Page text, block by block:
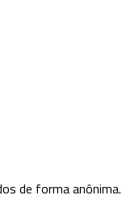
de forma anônima.